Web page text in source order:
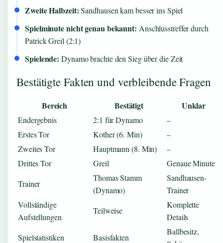
Zweite Halbzeit:Sandhausen kam besser ins Spiel
Spielminute nicht genau bekannt: Anschlusstreffer durch
Patrick Greil (2:1)
Spielende: Dynamo brachte den Sieg über die Zeit
Bestätigte Fakten und verbleibende Fragen
Bereich Bestätigt Unklar
Endergebnis 2:1 für Dynamo
–
Erstes Tor
Kother (6. Min)
–
Zweites Tor
Hauptmann (8. Min)
–
Drittes Tor
Greil
Genaue Minute
Trainer
Thomas Stamm
(Dynamo)
Sandhausen-
Trainer
Vollständige
Aufstellungen
Teilweise
Komplette
Details
Spielstatistiken
Basisfakten
Ballbesitz,